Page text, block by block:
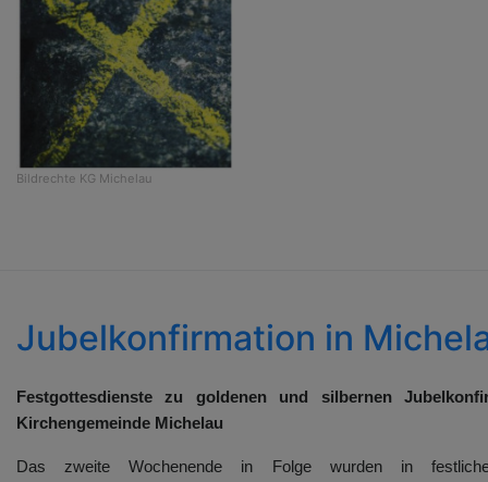
Bildrechte KG Michelau
Jubelkonfirmation in
Festgottesdienste zu goldenen und silbernen
Kirchengemeinde Michelau
Das zweite Wochenende in Folge wurden in